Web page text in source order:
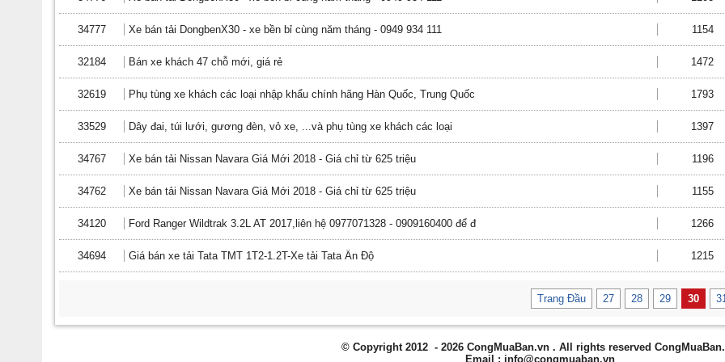
34777 Xe bán tải DongbenX30 - xe bền bỉ cùng năm tháng - 0949 934 111 1154
32184 Bán xe khách 47 chỗ mới, giá rẻ 1472
32619 Phụ tùng xe khách các loại nhập khẩu chính hãng Hàn Quốc, Trung Quốc 1793
33529 Dây đai, túi lưới, gương đèn, vỏ xe, ...và phụ tùng xe khách các loại 1397
34767 Xe bán tải Nissan Navara Giá Mới 2018 - Giá chỉ từ 625 triệu 1196
34762 Xe bán tải Nissan Navara Giá Mới 2018 - Giá chỉ từ 625 triệu 1155
34120 Ford Ranger Wildtrak 3.2L AT 2017,liên hệ 0977071328 - 0909160400 để đ 1266
34694 Giá bán xe tải Tata TMT 1T2-1.2T-Xe tải Tata Ấn Độ 1215
Trang Đầu 27 28 29 30
© Copyright 2012 - 2026 CongMuaBan.vn. All rights reserved
Email : info@congmuaban.vn